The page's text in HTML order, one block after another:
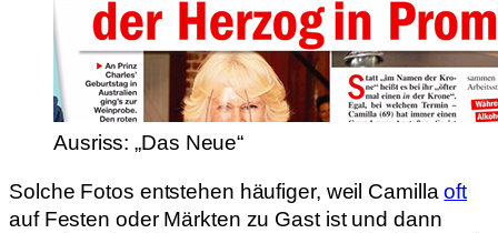
Ausriss: „Das Neue“
Solche Fotos entstehen häufiger, weil Camillaoft
auf Festen oder Märkten zu Gast ist und dann